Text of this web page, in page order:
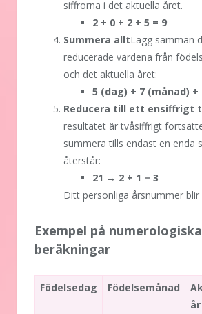
siffrorna i det aktuella året.
2 + 0 + 2 + 5 = 9
Summera alltLägg samman
reducerade värdena från
och det aktuella året:
5 (dag) + 7 (månad) +
Reducera till ett ensiffrigt
resultatet är tvåsiffrigt
summera tills endast en enda
återstår:
21 → 2 + 1 = 3
Ditt personliga årsnummer blir
Exempel på numerologiska
beräkningar
Födelsedag Födelsemånad
år